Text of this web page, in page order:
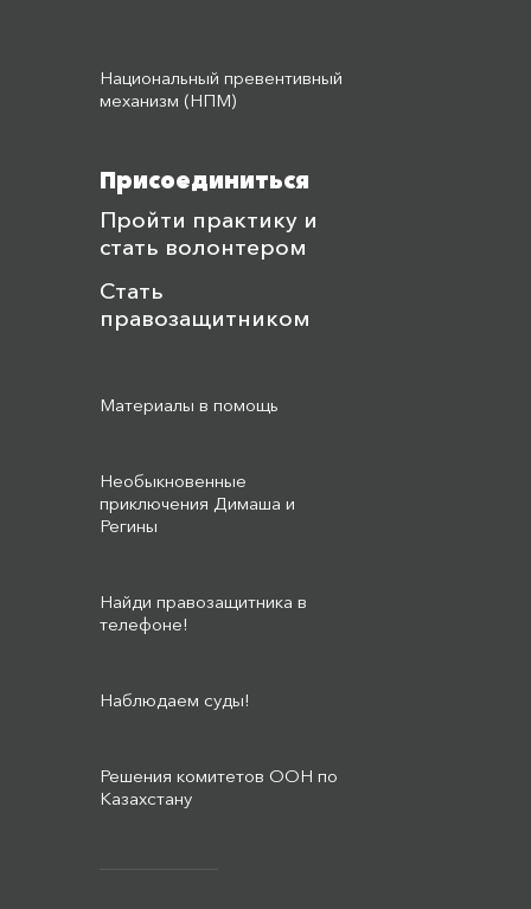
Национальный превентивный
механизм (НПМ)
Присоединиться
Пройти практику и
стать волонтером
Стать
правозащитником
Материалы в помощь
Необыкновенные
приключения Димаша и
Регины
Найди правозащитника в
телефоне!
Наблюдаем суды!
Решения комитетов ООН по
Казахстану